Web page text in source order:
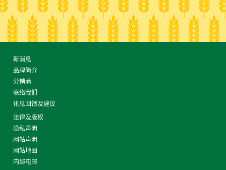
新消息
品牌简介
分销商
联络我们
讯息回馈及建议
法律及版权
隐私声明
网站声明
网站地图
内部电邮